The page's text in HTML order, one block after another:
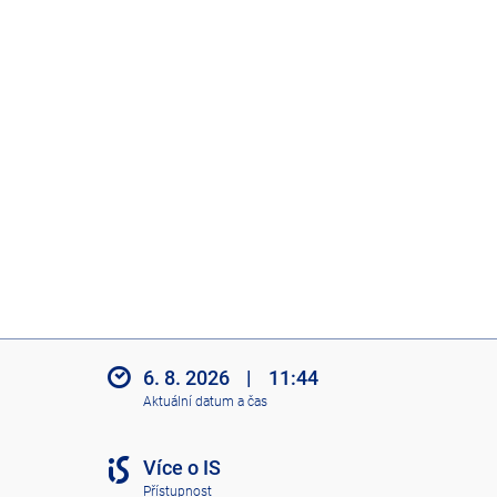
6. 8. 2026 | 11:44
Aktuální datum a čas
Více o IS
Přístupnost